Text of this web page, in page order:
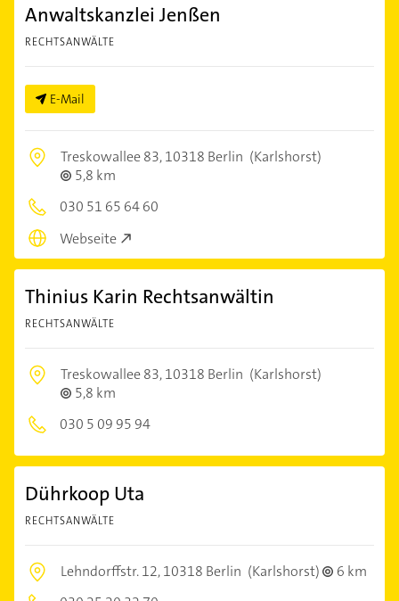
Anwaltskanzlei Jenßen
RECHTSANWÄLTE
E-Mail
Treskowallee 83,10318 Berlin (Karlshorst)
5,8 km
030 51 65 64 60
Webseite
Thinius Karin Rechtsanwältin
RECHTSANWÄLTE
Treskowallee 83,10318 Berlin (Karlshorst)
5,8 km
030 5 09 95 94
Dührkoop Uta
RECHTSANWÄLTE
Lehndorffstr. 12,10318 Berlin (Karlshorst)
6 km